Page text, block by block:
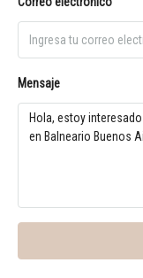
Mensaje